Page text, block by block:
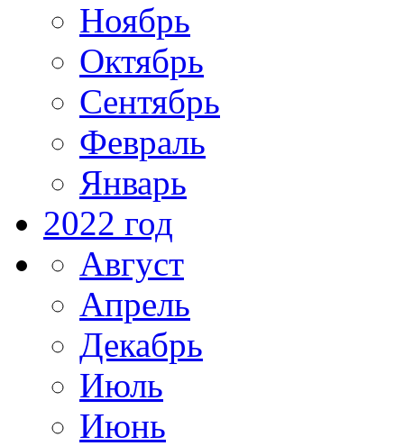
Ноябрь
Октябрь
Сентябрь
Февраль
Январь
2022 год
Август
Апрель
Декабрь
Июль
Июнь